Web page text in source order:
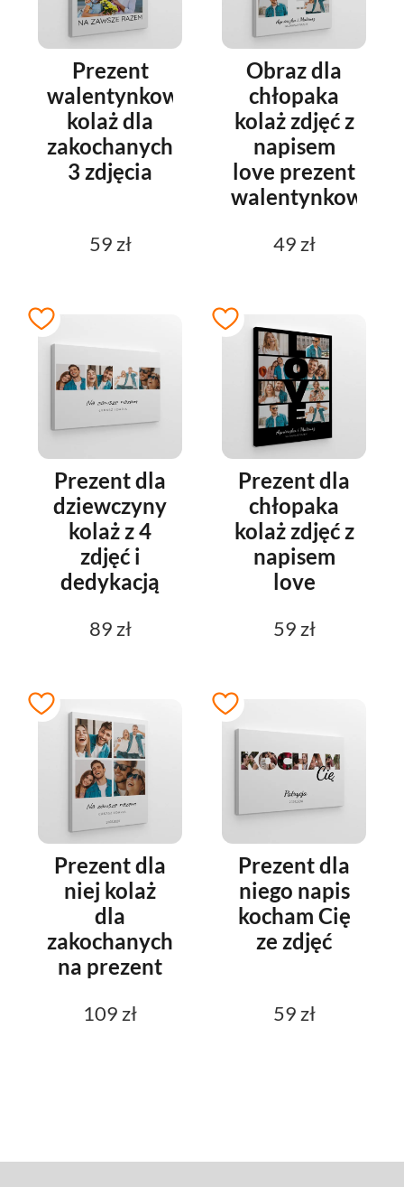
Prezent
walentynkowy
kolaż dla
zakochanych
3 zdjęcia
59 zł
Obraz dla
chłopaka
kolaż zdjęć z
napisem
love prezent
walentynkowy
49 zł
Prezent dla
dziewczyny
kolaż z 4
zdjęć i
dedykacją
89 zł
Prezent dla
chłopaka
kolaż zdjęć z
napisem
love
59 zł
Prezent dla
niej kolaż
dla
zakochanych
na prezent
109 zł
Prezent dla
niego napis
kocham Cię
ze zdjęć
59 zł